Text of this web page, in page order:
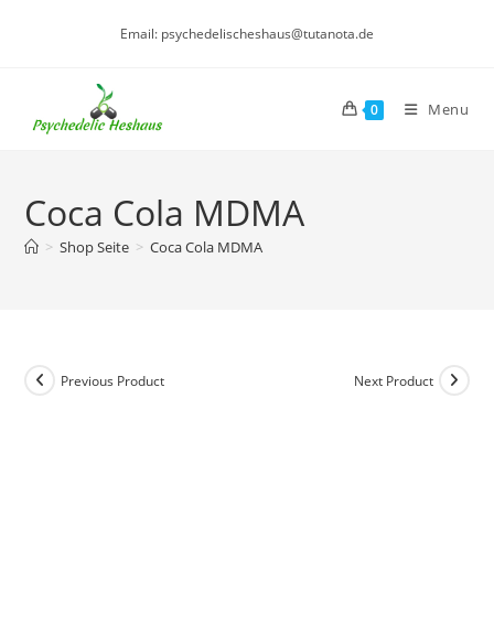
Email: psychedelischeshaus@tutanota.de
0 Menu
Coca Cola MDMA
> Shop Seite > Coca Cola MDMA
Previous Product Next Product